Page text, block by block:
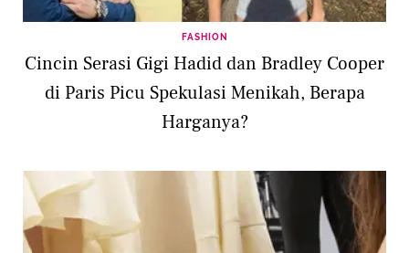
FASHION
Cincin Serasi Gigi Hadid dan Bradley Cooper
di Paris Picu Spekulasi Menikah, Berapa
Harganya?